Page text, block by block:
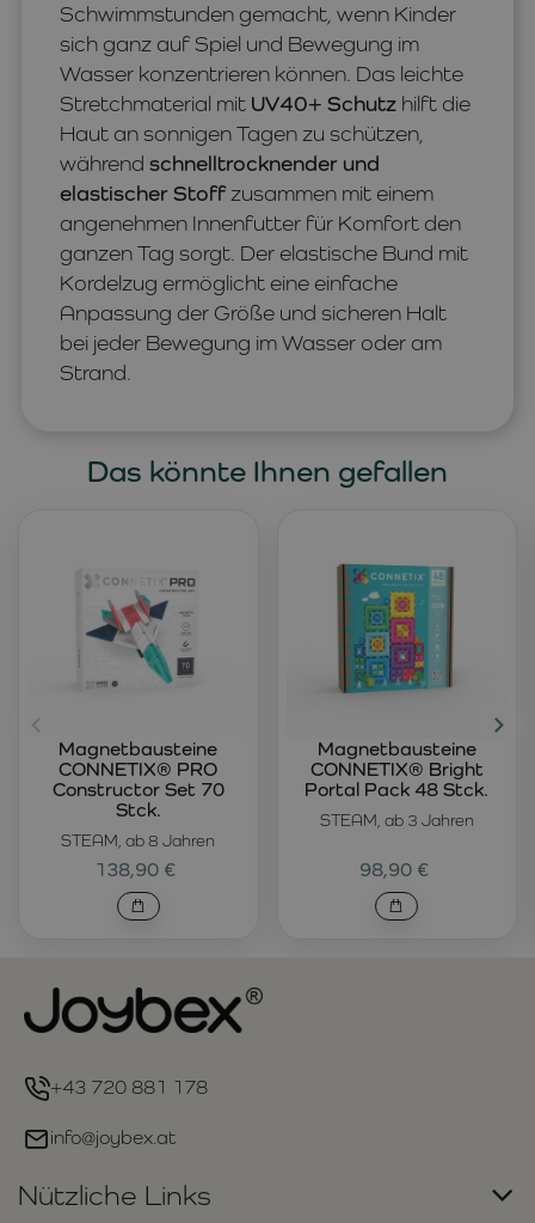
Schwimmstunden gemacht, wenn Kinder
sich ganz auf Spiel und Bewegung im
Wasser konzentrieren können. Das leichte
Stretchmaterial mit UV40+ Schutz hilft die
Haut an sonnigen Tagen zu schützen,
während schnelltrocknender und
elastischer Stoffzusammen mit einem
angenehmen Innenfutter für Komfort den
ganzen Tag sorgt. Der elastische Bund mit
Kordelzug ermöglicht eine einfache
Anpassung der Größe und sicheren Halt
bei jeder Bewegung im Wasser oder am
Strand.
Das könnte Ihnen gefallen
STEAM, ab 8 Jahren
Magnetbausteine
CONNETIX® PRO
Constructor Set 70
Stck.
138,90 €
STEAM, ab 3 Jahren
Magnetbausteine
CONNETIX® Bright
Portal Pack 48 Stck.
98,90 €
+43 720 881 178
info@joybex.at
Nützliche Links